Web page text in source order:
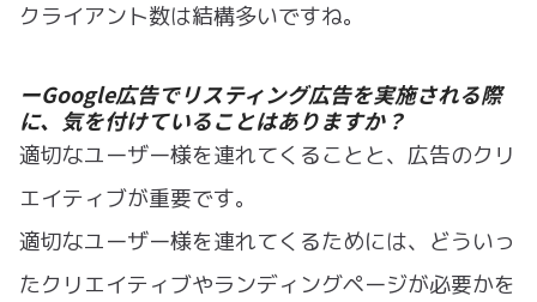
クライアント数は結構多いですね。
ーGoogle広告でリスティング広告を実施される際
に、気を付けていることはありますか？
適切なユーザー様を連れてくることと、広告のクリ
エイティブが重要です。
適切なユーザー様を連れてくるためには、どういっ
たクリエイティブやランディングページが必要かを